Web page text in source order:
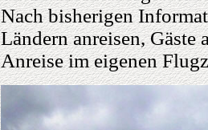
Nach bisherigen
Ländern anreisen, Gäste
Anreise im eigenen